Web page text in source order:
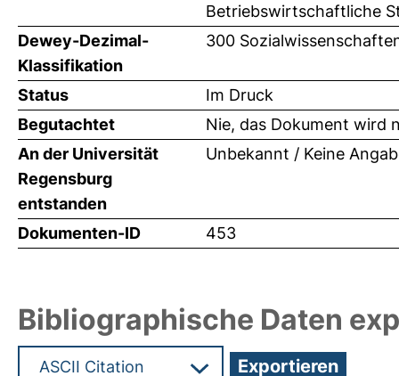
Betriebswirtschaftliche
Dewey-Dezimal-
Klassifikation
300
Status
Im Druck
Begutachtet
Nie, das Dokument wird
An der Universität
Regensburg
entstanden
Unbekannt / Keine
Dokumenten-ID 453
Bibliographische Daten